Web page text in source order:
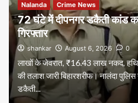
Nalanda Crime News
72 घंटे में दीपनगर डकैती कांड
गिरफ्तार
shankar August 6, 2026 0
लाखों के जेवरात, ₹16.43 लाख नकद,
की तलाश जारी बिहारशरीफ। नालंदा
डकैती...